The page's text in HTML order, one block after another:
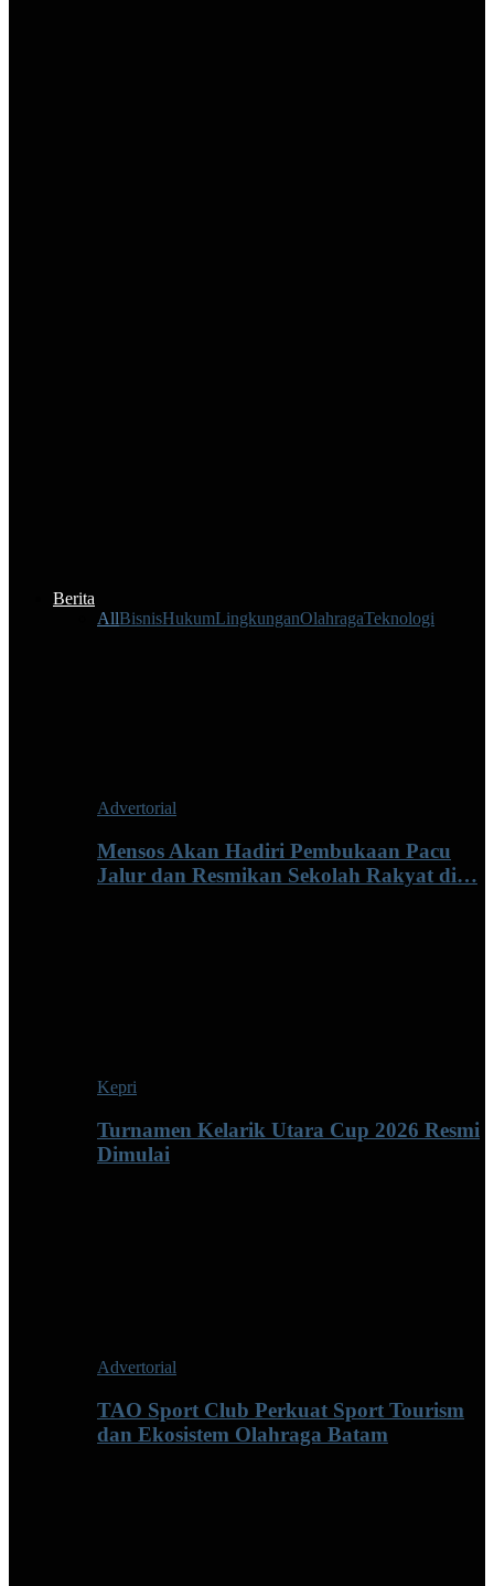
Berita
AllBisnisHukumLingkunganOlahragaTeknologi
Advertorial
Mensos Akan Hadiri Pembukaan Pacu
Jalur dan Resmikan Sekolah Rakyat di…
Kepri
Turnamen Kelarik Utara Cup 2026 Resmi
Dimulai
Advertorial
TAO Sport Club Perkuat Sport Tourism
dan Ekosistem Olahraga Batam